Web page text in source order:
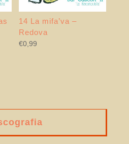
14 La mifa’va –
Redova
€0,99